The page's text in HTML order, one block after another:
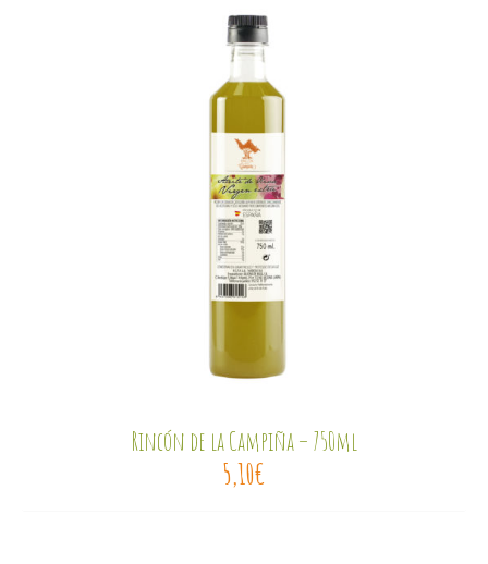
Rincón de la Campiña – 750ml
5,10€